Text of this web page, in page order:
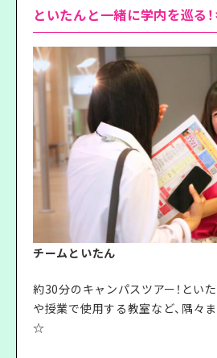
といたんと一緒に学内を巡る
チームといたん
約30分のキャンパスツアー！とい
や授業で使用する教室など、隅々
☆